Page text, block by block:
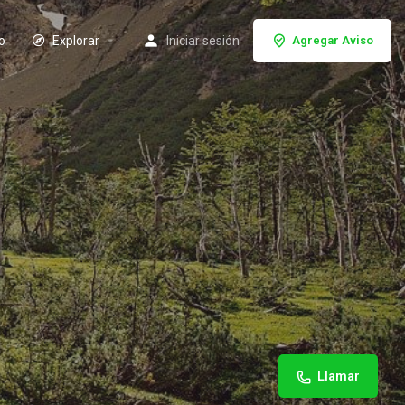
Explorar Iniciar sesión Agregar Aviso
Llamar